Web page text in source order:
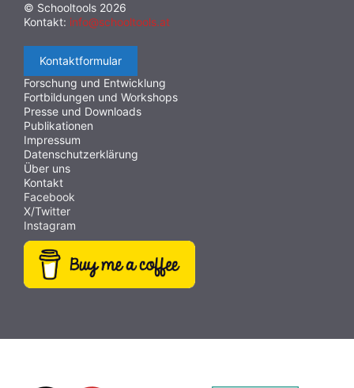
© Schooltools 2026
Kontakt: info@schooltools.at
Kontaktformular
Forschung und Entwicklung
Fortbildungen und Workshops
Presse und Downloads
Publikationen
Impressum
Datenschutzerklärung
Über uns
Kontakt
Facebook
X/Twitter
Instagram